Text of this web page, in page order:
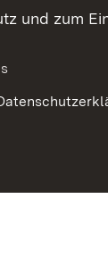
und zum